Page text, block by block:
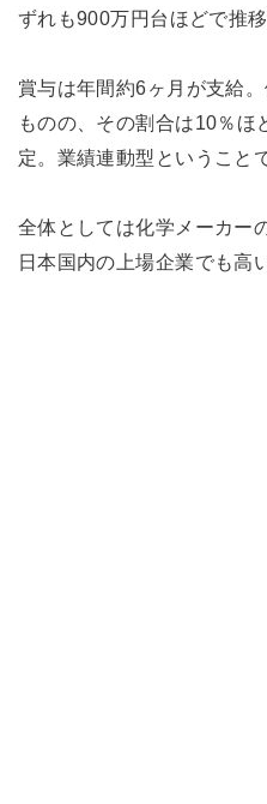
ずれも900万円台ほどで推移
賞与は年間約6ヶ月が支給
ものの、その割合は10％ほ
定。業績連動型ということ
全体としては化学メーカー
日本国内の上場企業でも高